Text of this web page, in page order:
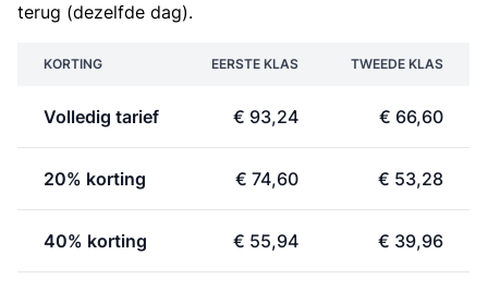
terug (dezelfde dag).
KORTING EERSTE KLAS TWEEDE KLAS
Volledig tarief € 93,24 € 66,60
20% korting € 74,60 € 53,28
40% korting € 55,94 € 39,96